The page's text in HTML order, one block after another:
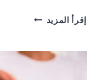
إقرأ المزيد ألم
المشي